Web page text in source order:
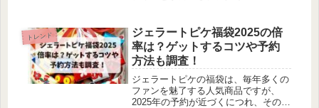
切れてしまうことも多いので、ポケモ
ンファンにとっては、欲しい景品を手
に入れるために早めに行動する必要が
あります。この記事では、一番くじア
ニメ「ポケットモンスター」の販売開
始時間や、売り切れの可能性、再販の
情報などを詳しく解説します。
トレンド
ジェラートピケ福袋2025の倍
率は？ゲットするコツや予約
方法も調査！
ジェラートピケの福袋は、毎年多くの
ファンを魅了する人気商品ですが、
2025年の予約が近づくにつれ、その倍